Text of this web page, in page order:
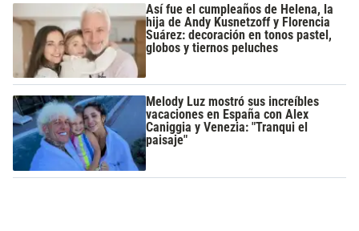
Así fue el cumpleaños de Helena, la
hija de Andy Kusnetzoff y Florencia
Suárez: decoración en tonos pastel,
globos y tiernos peluches
Melody Luz mostró sus increíbles
vacaciones en España con Alex
Caniggia y Venezia: "Tranqui el
paisaje"